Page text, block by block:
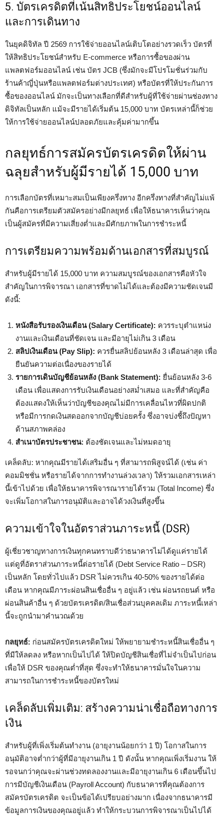
5. บัตรเครดิตที่เน้นสิทธิประโยชน์ออนไลน์
และการเดินทาง
ในยุคดิจิทัล ปี 2569 การใช้จ่ายออนไลน์เติบโตอย่างรวดเร็ว บัตรที่
ให้สิทธิประโยชน์สำหรับ E-commerce หรือการซื้อของผ่าน
แพลตฟอร์มออนไลน์ เช่น บัตร JCB (ซึ่งมักจะมีโปรโมชั่นร่วมกับ
ร้านค้าญี่ปุ่นหรือแพลตฟอร์มต่างประเทศ) หรือบัตรที่ให้ประกันการ
ซื้อของออนไลน์ มักจะเป็นทางเลือกที่ดีสำหรับผู้ที่ใช้จ่ายผ่านช่องทาง
ดิจิทัลเป็นหลัก แม้จะมีรายได้เริ่มต้น 15,000 บาท บัตรเหล่านี้ก็ช่วย
ให้การใช้จ่ายออนไลน์ปลอดภัยและคุ้มค่ามากขึ้น
กลยุทธ์การสมัครบัตรเครดิตให้ผ่าน
ฉลุยสำหรับผู้มีรายได้ 15,000 บาท
การเลือกบัตรที่เหมาะสมเป็นเพียงครึ่งทาง อีกครึ่งทางที่สำคัญไม่แพ้
กันคือการเตรียมตัวสมัครอย่างมีกลยุทธ์ เพื่อให้ธนาคารเห็นว่าคุณ
เป็นผู้สมัครที่มีความเสี่ยงต่ำและมีศักยภาพในการชำระหนี้
การเตรียมความพร้อมด้านเอกสารที่สมบูรณ์
สำหรับผู้มีรายได้ 15,000 บาท ความสมบูรณ์ของเอกสารคือหัวใจ
สำคัญในการพิจารณา เอกสารที่ขาดไม่ได้และต้องมีความชัดเจนมี
ดังนี้:
หนังสือรับรองเงินเดือน (Salary Certificate): ควรระบุตำแหน่ง
งานและเงินเดือนที่ชัดเจน และมีอายุไม่เกิน 3 เดือน
สลิปเงินเดือน (Pay Slip): ควรยื่นสลิปย้อนหลัง 3 เดือนล่าสุด เพื่อ
ยืนยันความต่อเนื่องของรายได้
รายการเดินบัญชีย้อนหลัง (Bank Statement): ยื่นย้อนหลัง 3-6
เดือน เพื่อแสดงการรับเงินเดือนอย่างสม่ำเสมอ และที่สำคัญคือ
ต้องแสดงให้เห็นว่าบัญชีของคุณไม่มีการเคลื่อนไหวที่ผิดปกติ
หรือมีการกดเงินสดออกจากบัญชีบ่อยครั้ง ซึ่งอาจบ่งชี้ถึงปัญหา
ด้านสภาพคล่อง
สำเนาบัตรประชาชน: ต้องชัดเจนและไม่หมดอายุ
เคล็ดลับ: หากคุณมีรายได้เสริมอื่น ๆ ที่สามารถพิสูจน์ได้ (เช่น ค่า
คอมมิชชั่น หรือรายได้จากการทำงานล่วงเวลา) ให้รวมเอกสารเหล่า
นี้เข้าไปด้วย เพื่อให้ธนาคารพิจารณารายได้รวม (Total Income) ซึ่ง
จะเพิ่มโอกาสในการอนุมัติและอาจได้วงเงินที่สูงขึ้น
ความเข้าใจในอัตราส่วนภาระหนี้ (DSR)
ผู้เชี่ยวชาญทางการเงินทุกคนทราบดีว่าธนาคารไม่ได้ดูแค่รายได้
แต่ดูที่อัตราส่วนภาระหนี้ต่อรายได้ (Debt Service Ratio – DSR)
เป็นหลัก โดยทั่วไปแล้ว DSR ไม่ควรเกิน 40-50% ของรายได้ต่อ
เดือน หากคุณมีภาระผ่อนสินเชื่ออื่น ๆ อยู่แล้ว เช่น ผ่อนรถยนต์ หรือ
ผ่อนสินค้าอื่น ๆ ด้วยบัตรเครดิต/สินเชื่อส่วนบุคคลเดิม ภาระหนี้เหล่า
นี้จะถูกนำมาคำนวณด้วย
กลยุทธ์: ก่อนสมัครบัตรเครดิตใหม่ ให้พยายามชำระหนี้สินเชื่ออื่น ๆ
ที่มีให้ลดลง หรือหากเป็นไปได้ ให้ปิดบัญชีสินเชื่อที่ไม่จำเป็นไปก่อน
เพื่อให้ DSR ของคุณต่ำที่สุด ซึ่งจะทำให้ธนาคารมั่นใจในความ
สามารถในการชำระหนี้ของบัตรใหม่
เคล็ดลับเพิ่มเติม: สร้างความน่าเชื่อถือทางการ
เงิน
สำหรับผู้ที่เพิ่งเริ่มต้นทำงาน (อายุงานน้อยกว่า 1 ปี) โอกาสในการ
อนุมัติอาจต่ำกว่าผู้ที่มีอายุงานเกิน 1 ปี ดังนั้น หากคุณเพิ่งเริ่มงาน ให้
รอจนกว่าคุณจะผ่านช่วงทดลองงานและมีอายุงานเกิน 6 เดือนขึ้นไป
การมีบัญชีเงินเดือน (Payroll Account) กับธนาคารที่คุณต้องการ
สมัครบัตรเครดิต จะเป็นข้อได้เปรียบอย่างมาก เนื่องจากธนาคารมี
ข้อมูลการเงินของคุณอยู่แล้ว ทำให้กระบวนการพิจารณาเป็นไปได้